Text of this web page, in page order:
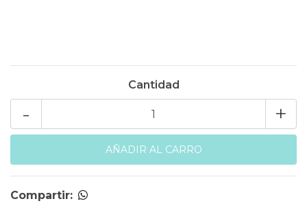
Cantidad
+
-
Compartir: